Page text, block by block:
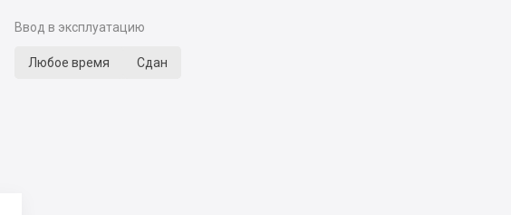
Ввод в эксплуатацию
Любое время Сдан